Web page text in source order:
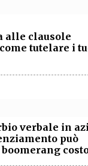
alle clausole
tutelare i
verbale in
può